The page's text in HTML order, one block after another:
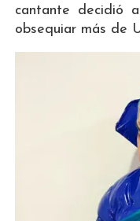
cantante decidió
obsequiar más de